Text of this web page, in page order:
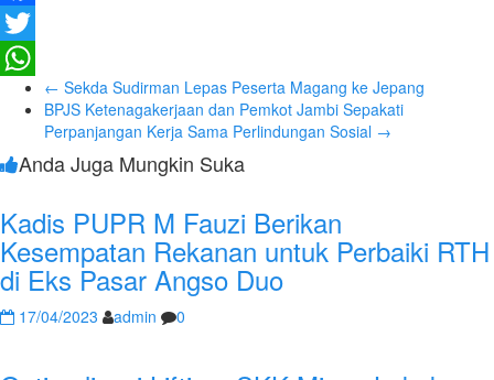
Facebook
Twitter
WhatsApp
← Sekda Sudirman Lepas Peserta Magang ke Jepang
BPJS Ketenagakerjaan dan Pemkot Jambi Sepakati
Perpanjangan Kerja Sama Perlindungan Sosial →
Anda Juga Mungkin Suka
Kadis PUPR M Fauzi Berikan
Kesempatan Rekanan untuk Perbaiki RTH
di Eks Pasar Angso Duo
17/04/2023 admin 0